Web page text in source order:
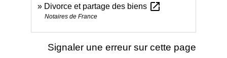
Divorce et partage des biens open_in_new
Notaires de France
Signaler une erreur sur cette page